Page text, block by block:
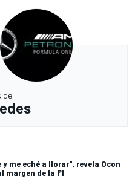
de
y me eché a llorar", revela Ocon
margen de la F1